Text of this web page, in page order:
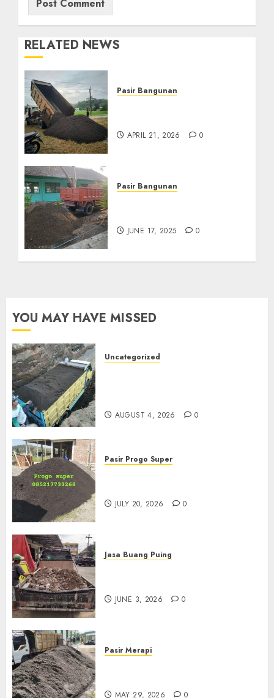
RELATED NEWS
Pasir Bangunan
APRIL 21, 2026 0
Pasir Bangunan
JUNE 17, 2025 0
YOU MAY HAVE MISSED
Uncategorized
AUGUST 4, 2026 0
Pasir Progo Super
JULY 20, 2026 0
Jasa Buang Puing
JUNE 3, 2026 0
Pasir Merapi
MAY 29, 2026 0